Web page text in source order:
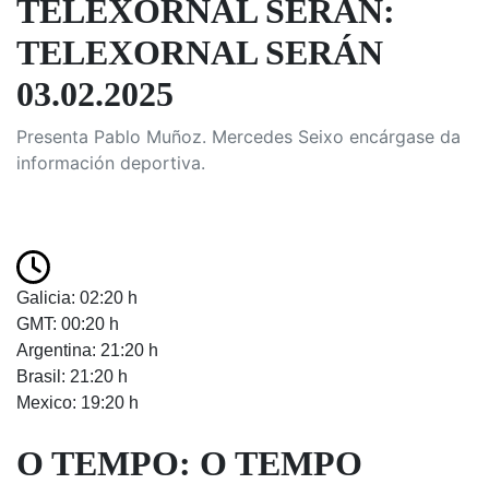
TELEXORNAL SERÁN:
TELEXORNAL SERÁN
03.02.2025
Presenta Pablo Muñoz. Mercedes Seixo encárgase da
información deportiva.
Galicia: 02:20 h
GMT: 00:20 h
Argentina: 21:20 h
Brasil: 21:20 h
Mexico: 19:20 h
O TEMPO: O TEMPO